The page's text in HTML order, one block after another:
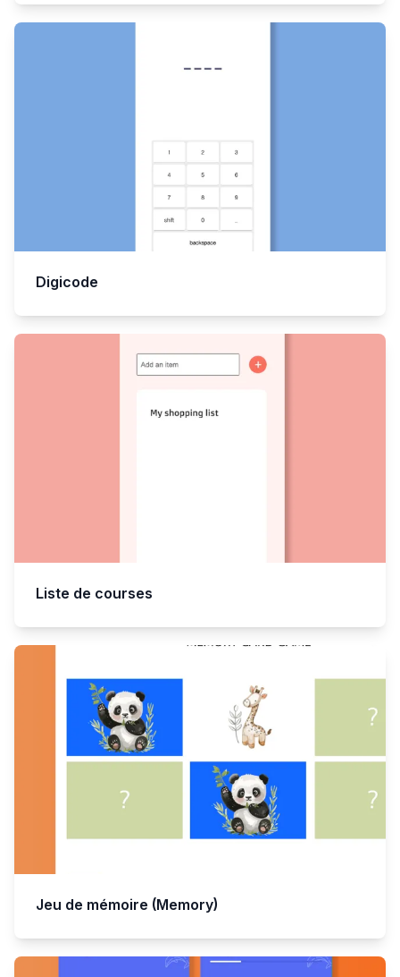
Digicode
Liste de courses
Jeu de mémoire (Memory)